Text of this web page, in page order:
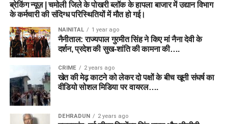
ब्रेकिंग न्यूज़ | चमोली जिले के पोखरी ब्लॉक के हापला बाजार में उद्यान विभाग
के कर्मचारी की संदिग्ध परिस्थितियों में मौत हो गई।
NAINITAL 1 year ago
नैनीताल: राज्यपाल गुरमीत सिंह ने किए मां नैना देवी के
दर्शन, प्रदेश की सुख-शांति की कामना की….
CRIME 2 years ago
खेत की मेढ़ काटने को लेकर दो पक्षों के बीच खूनी संघर्ष का
वीडियो सोशल मिडिया पर वायरल….
DEHRADUN 2 years ago